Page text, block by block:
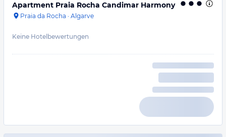
Apartment Praia Rocha Candimar Harmony
Praia da Rocha · Algarve
Keine Hotelbewertungen